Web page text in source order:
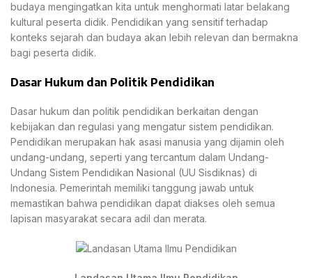
budaya mengingatkan kita untuk menghormati latar belakang
kultural peserta didik. Pendidikan yang sensitif terhadap
konteks sejarah dan budaya akan lebih relevan dan bermakna
bagi peserta didik.
Dasar Hukum dan Politik Pendidikan
Dasar hukum dan politik pendidikan berkaitan dengan
kebijakan dan regulasi yang mengatur sistem pendidikan.
Pendidikan merupakan hak asasi manusia yang dijamin oleh
undang-undang, seperti yang tercantum dalam Undang-
Undang Sistem Pendidikan Nasional (UU Sisdiknas) di
Indonesia. Pemerintah memiliki tanggung jawab untuk
memastikan bahwa pendidikan dapat diakses oleh semua
lapisan masyarakat secara adil dan merata.